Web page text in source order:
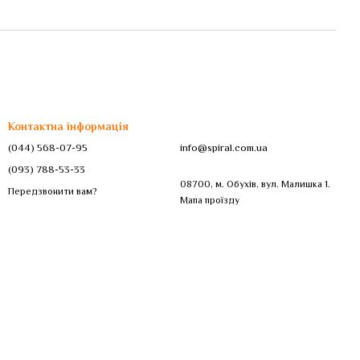
Контактна інформація
(044) 568-07-95
(093) 788-53-33
Передзвонити вам?
info@spiral.com.ua
08700, м. Обухів, вул. Малишка 1.
Мапа проїзду